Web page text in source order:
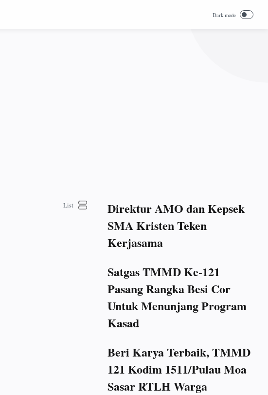
Direktur AMO dan Kepsek
SMA Kristen Teken
Kerjasama
Satgas TMMD Ke-121
Pasang Rangka Besi Cor
Untuk Menunjang Program
Kasad
Beri Karya Terbaik, TMMD
121 Kodim 1511/Pulau Moa
Sasar RTLH Warga